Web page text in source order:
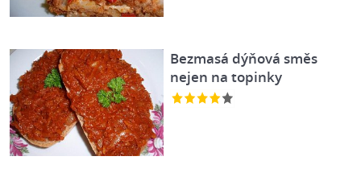
Bezmasá dýňová směs
nejen na topinky